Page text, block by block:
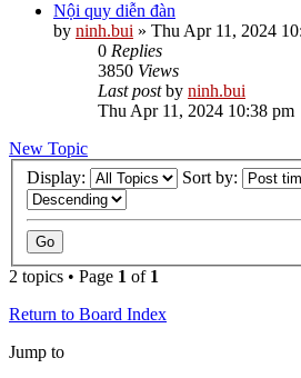
Nội quy diễn đàn
by ninh.bui » Thu Apr 11, 2024
0 Replies
3850 Views
Last postby ninh.bui
Thu Apr 11, 2024 10:38 pm
New Topic
Display:
Sort by:
2 topics • Page 1 of 1
Return to Board Index
Jump to